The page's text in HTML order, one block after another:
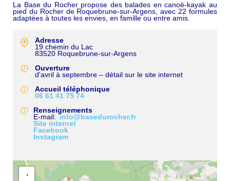
La Base du Rocher propose des balades en canoë-kayak au
pied du Rocher de Roquebrune-sur-Argens, avec 22 formules
adaptées à toutes les envies, en famille ou entre amis.
Adresse
19 chemin du Lac
83520 Roquebrune-sur-Argens
Ouverture
d'avril à septembre – détail sur le site internet
Accueil téléphonique
06 61 41 75 74
Renseignements
E-mail
info@basedurocher.fr
Site internet
Facebook
Instagram
+